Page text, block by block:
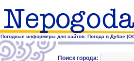
Погодные информеры для сайтов: Погода в Дубае
Поиск города: